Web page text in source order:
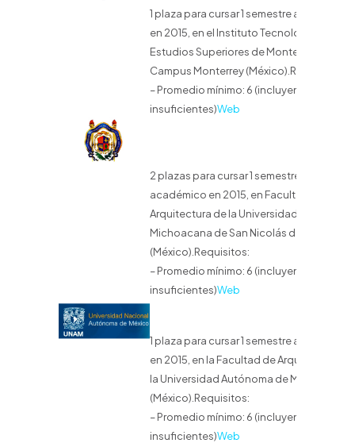
1 plaza para cursar 1 semestre académico
en 2015, en el Instituto Tecnológico y de
Estudios Superiores de Monterrey,
Campus Monterrey (México).Requisitos:
– Promedio mínimo: 6 (incluyendo
insuficientes)Web
2 plazas para cursar 1 semestre
académico en 2015, en Facultad de
Arquitectura de la Universidad
Michoacana de San Nicolás de Hidalgo
(México).Requisitos:
– Promedio mínimo: 6 (incluyendo
insuficientes)Web
1 plaza para cursar 1 semestre académico
en 2015, en la Facultad de Arquitectura de
la Universidad Autónoma de México
(México).Requisitos:
– Promedio mínimo: 6 (incluyendo
insuficientes)Web